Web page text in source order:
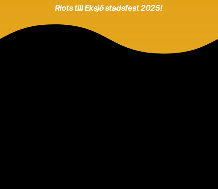
Riots till Eksjö stadsfest 2025!